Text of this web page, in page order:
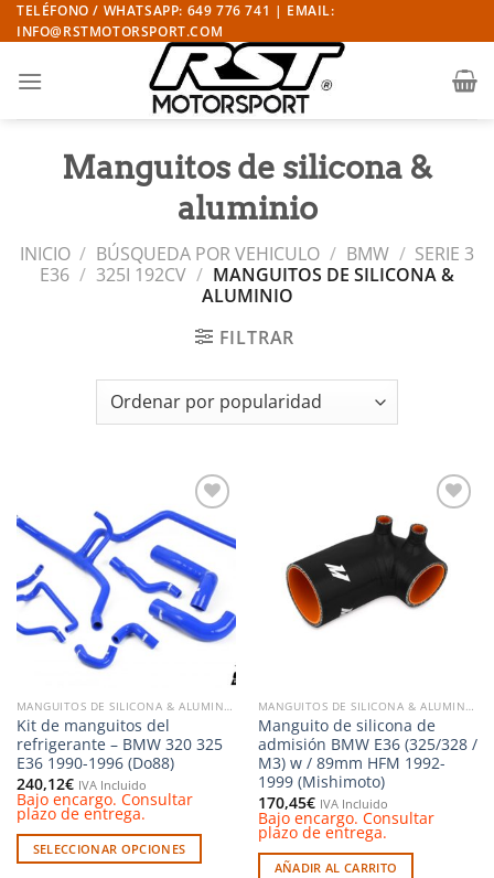
Saltar
al
TELÉFONO / WHATSAPP: 649 776 741 | EMAIL:
INFO@RSTMOTORSPORT.COM
Manguitos de silicona &
aluminio
INICIO / BÚSQUEDA POR VEHICULO / BMW / SERIE 3
E36 / 325I 192CV / MANGUITOS DE SILICONA &
ALUMINIO
FILTRAR
Añadir
a la
lista de
deseos
MANGUITOS DE SILICONA & ALUMINIO
Kit de manguitos del
refrigerante – BMW 320 325
E36 1990-1996 (Do88)
240,12€ IVA Incluido
Bajo encargo. Consultar
plazo de entrega.
SELECCIONAR OPCIONES
Añadir
lista de
deseos
MANGUITOS DE SILICONA & ALUMINIO
Manguito de silicona de
admisión BMW E36 (325/328 /
M3) w / 89mm HFM 1992-
1999 (Mishimoto)
170,45€ IVA Incluido
Bajo encargo. Consultar
plazo de entrega.
AÑADIR AL CARRITO